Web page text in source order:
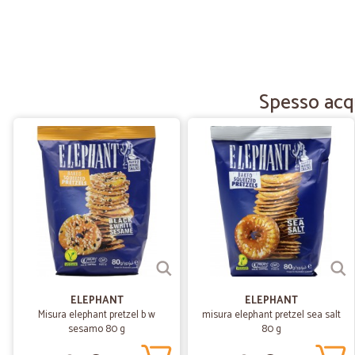
Spesso
ELEPHANT
Misura elephant pretzel b w
sesamo 80 g
ELEPHANT
misura elephant pretzel sea salt
80 g